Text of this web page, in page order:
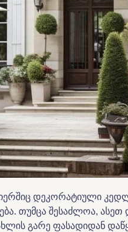
დეკორატიული
თუმცა შესაძლოა, ასეთ
გარე ფასადიდან